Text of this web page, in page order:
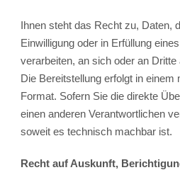
Ihnen steht das Recht zu, Daten,
Einwilligung oder in Erfüllung
verarbeiten, an sich oder an
Die Bereitstellung erfolgt in einem
Format. Sofern Sie die direkte
einen anderen Verantwortlichen
soweit es technisch machbar ist.
Recht auf Auskunft,